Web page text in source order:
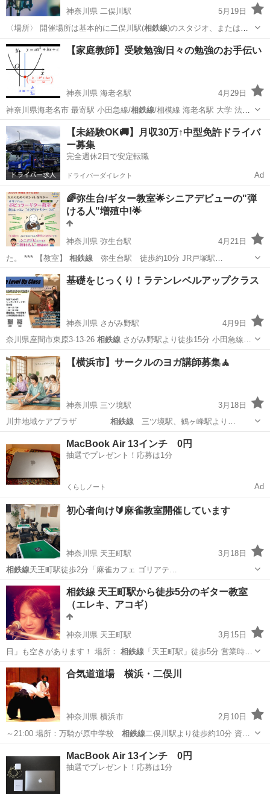
神奈川県 二俣川駅
5月19日
〈場所〉 開催場所は基本的に二俣川駅(相鉄線)のスタジオ、または、
カラオケ店を想定…
神奈川 横浜市 二俣川駅 ボーカル 相鉄線
【家庭教師】受験勉強/日々の勉強のお手伝い
神奈川県 海老名駅
4月29日
神奈川県海老名市 最寄駅 小田急線/相鉄線/相模線 海老名駅 大学 法政
大学 卒…
神奈川 海老名市 海老名駅 家庭教師
【未経験OK🚚】月収30万↑中型免許ドライバ
ー募集
完全週休2日で安定転職
ドライバーダイレクト Ad
🌈弥生台/ギター教室🌟シニアデビューの"弾
ける人"増殖中!🌟
神奈川県 弥生台駅
4月21日
た。 *** 【教室】 相鉄線弥生台駅 徒歩約10分 JR戸塚駅…
横浜市 弥生台駅 ギター
基礎をじっくり！ラテンレベルアップクラス
神奈川県 さがみ野駅
4月9日
奈川県座間市東原3-13-26 相鉄線さがみ野駅より徒歩15分 小田急線…
神奈川 座間市 さがみ野駅 社交ダンス ラテン
【横浜市】サークルのヨガ講師募集🧘
神奈川県 三ツ境駅
3月18日
相鉄線三ツ境駅、鶴ヶ峰駅より
バ…横浜市 三ツ境駅 ヨガ サークル
MacBook Air 13インチ 0円
抽選でプレゼント！応募は1分
くらしノート Ad
初心者向け🔰麻雀教室開催しています
神奈川県 天王町駅
3月18日
相鉄線天王町駅徒歩2分「麻雀カフェ ゴリアテ…
神奈川 横浜市 天王町駅 麻雀 相鉄線
相鉄線 天王町駅から徒歩5分のギター教室
（エレキ、アコギ）
神奈川県 天王町駅
3月15日
日」も空きがあります！ 場所： 相鉄線「天王町駅」徒歩5分 営業時
間：…
神奈川 横浜市 天王町駅 ギター レッスン
合気道道場 横浜・二俣川
神奈川県 横浜市
2月10日
～21:00 場所：万騎が原中学校 相鉄線二俣川駅より徒歩約10分 資
格：未…
MacBook Air 13インチ 0円
抽選でプレゼント！応募は1分